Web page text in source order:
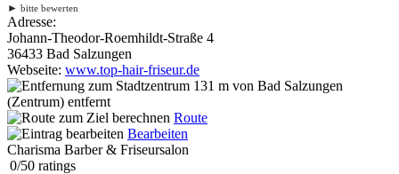
► bitte bewerten
Adresse:
Johann-Theodor-Roemhildt-Straße 4
36433 Bad Salzungen
Webseite: www.top-hair-friseur.de
131 m von Bad Salzungen
(Zentrum) entfernt
Route
Bearbeiten
Charisma Barber & Friseursalon
0/50 ratings